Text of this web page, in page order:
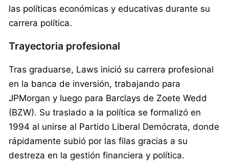
las políticas económicas y educativas durante su
carrera política.
Trayectoria profesional
Tras graduarse, Laws inició su carrera profesional
en la banca de inversión, trabajando para
JPMorgan y luego para Barclays de Zoete Wedd
(BZW). Su traslado a la política se formalizó en
1994 al unirse al Partido Liberal Demócrata, donde
rápidamente subió por las filas gracias a su
destreza en la gestión financiera y política.